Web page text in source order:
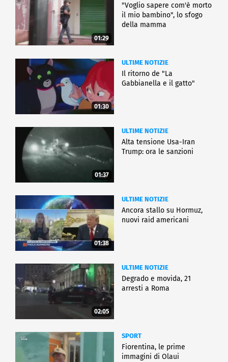
01:29
"Voglio sapere com'è morto
il mio bambino", lo sfogo
della mamma
01:30
ULTIME NOTIZIE
Il ritorno de "La
Gabbianella e il gatto"
01:37
ULTIME NOTIZIE
Alta tensione Usa-Iran
Trump: ora le sanzioni
01:38
ULTIME NOTIZIE
Ancora stallo su Hormuz,
nuovi raid americani
02:05
ULTIME NOTIZIE
Degrado e movida, 21
arresti a Roma
SPORT
Fiorentina, le prime
immagini di Olaui